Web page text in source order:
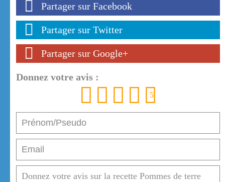
Partager sur Facebook
Partager sur Twitter
Partager sur Google+
Donnez votre avis :
5